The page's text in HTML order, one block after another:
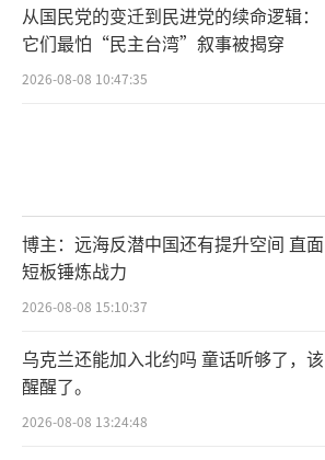
从国民党的变迁到民进党的续命逻辑：
它们最怕“民主台湾”叙事被揭穿
2026-08-08 10:47:35
博主：远海反潜中国还有提升空间 直面
短板锤炼战力
2026-08-08 15:10:37
乌克兰还能加入北约吗 童话听够了，该
醒醒了。
2026-08-08 13:24:48